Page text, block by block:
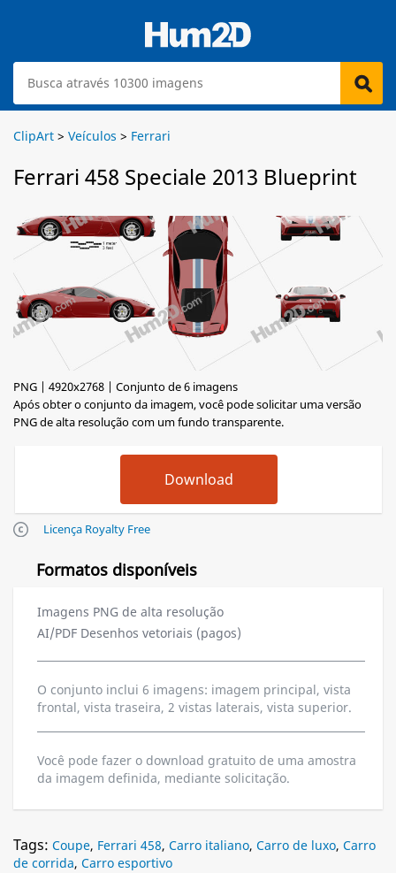
ClipArt > Veículos > Ferrari
Ferrari 458 Speciale 2013 Blueprint
PNG | 4920x2768 | Conjunto de 6 imagens
Após obter o conjunto da imagem, você pode solicitar uma versão
PNG de alta resolução com um fundo transparente.
Licença Royalty Free
Formatos disponíveis
Imagens PNG de alta resolução
AI/PDF Desenhos vetoriais (pagos)
O conjunto inclui 6 imagens: imagem principal, vista
frontal, vista traseira, 2 vistas laterais, vista superior.
Você pode fazer o download gratuito de uma amostra
da imagem definida, mediante solicitação.
Tags: Coupe, Ferrari 458, Carro italiano, Carro de luxo, Carro
de corrida, Carro esportivo